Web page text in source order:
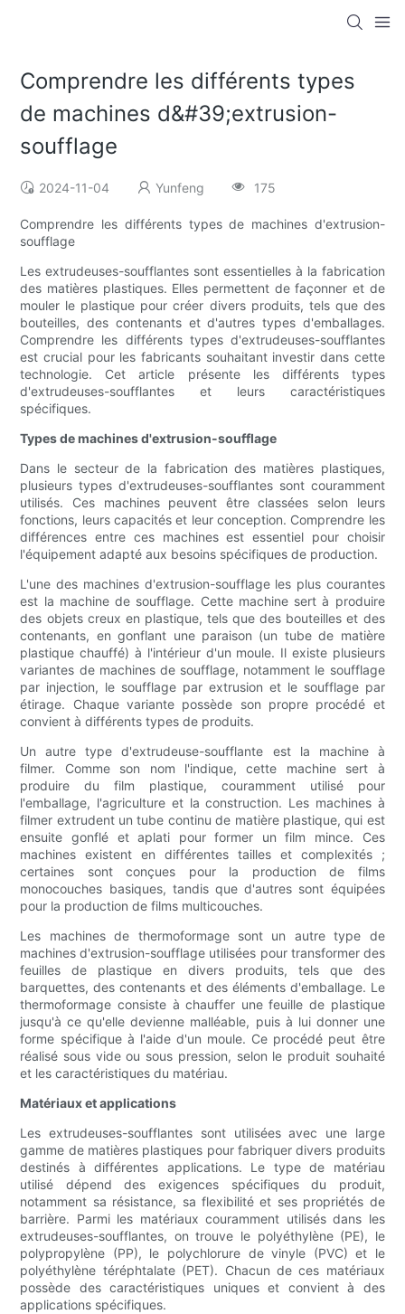
Comprendre les différents types
de machines d&#39;extrusion-
soufflage
2024-11-04 Yunfeng 175
Comprendre les différents types de machines d'extrusion-
soufflage
Les extrudeuses-soufflantes sont essentielles à la fabrication
des matières plastiques. Elles permettent de façonner et de
mouler le plastique pour créer divers produits, tels que des
bouteilles, des contenants et d'autres types d'emballages.
Comprendre les différents types d'extrudeuses-soufflantes
est crucial pour les fabricants souhaitant investir dans cette
technologie. Cet article présente les différents types
d'extrudeuses-soufflantes et leurs caractéristiques
spécifiques.
Types de machines d'extrusion-soufflage
Dans le secteur de la fabrication des matières plastiques,
plusieurs types d'extrudeuses-soufflantes sont couramment
utilisés. Ces machines peuvent être classées selon leurs
fonctions, leurs capacités et leur conception. Comprendre les
différences entre ces machines est essentiel pour choisir
l'équipement adapté aux besoins spécifiques de production.
L'une des machines d'extrusion-soufflage les plus courantes
est la machine de soufflage. Cette machine sert à produire
des objets creux en plastique, tels que des bouteilles et des
contenants, en gonflant une paraison (un tube de matière
plastique chauffé) à l'intérieur d'un moule. Il existe plusieurs
variantes de machines de soufflage, notamment le soufflage
par injection, le soufflage par extrusion et le soufflage par
étirage. Chaque variante possède son propre procédé et
convient à différents types de produits.
Un autre type d'extrudeuse-soufflante est la machine à
filmer. Comme son nom l'indique, cette machine sert à
produire du film plastique, couramment utilisé pour
l'emballage, l'agriculture et la construction. Les machines à
filmer extrudent un tube continu de matière plastique, qui est
ensuite gonflé et aplati pour former un film mince. Ces
machines existent en différentes tailles et complexités ;
certaines sont conçues pour la production de films
monocouches basiques, tandis que d'autres sont équipées
pour la production de films multicouches.
Les machines de thermoformage sont un autre type de
machines d'extrusion-soufflage utilisées pour transformer des
feuilles de plastique en divers produits, tels que des
barquettes, des contenants et des éléments d'emballage. Le
thermoformage consiste à chauffer une feuille de plastique
jusqu'à ce qu'elle devienne malléable, puis à lui donner une
forme spécifique à l'aide d'un moule. Ce procédé peut être
réalisé sous vide ou sous pression, selon le produit souhaité
et les caractéristiques du matériau.
Matériaux et applications
Les extrudeuses-soufflantes sont utilisées avec une large
gamme de matières plastiques pour fabriquer divers produits
destinés à différentes applications. Le type de matériau
utilisé dépend des exigences spécifiques du produit,
notamment sa résistance, sa flexibilité et ses propriétés de
barrière. Parmi les matériaux couramment utilisés dans les
extrudeuses-soufflantes, on trouve le polyéthylène (PE), le
polypropylène (PP), le polychlorure de vinyle (PVC) et le
polyéthylène téréphtalate (PET). Chacun de ces matériaux
possède des caractéristiques uniques et convient à des
applications spécifiques.